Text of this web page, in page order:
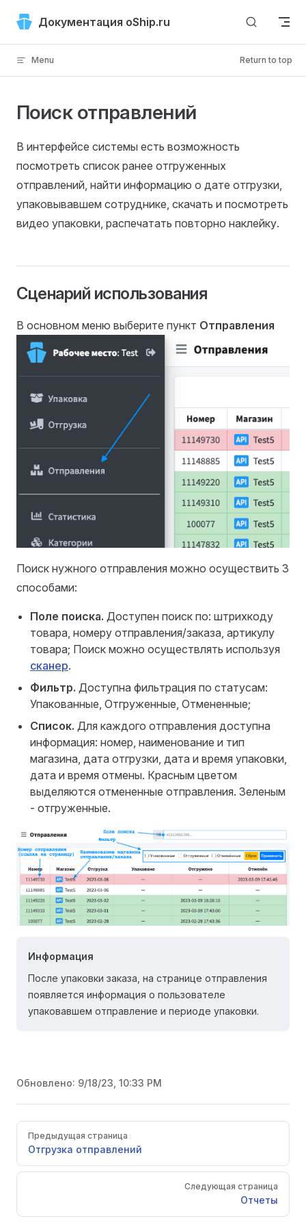
Skip to content
Документация oShip.ru
Menu Return to top
Поиск отправлений
В интерфейсе системы есть возможность
посмотреть список ранее отгруженных
отправлений, найти информацию о дате отгрузки,
упаковывавшем сотруднике, скачать и посмотреть
видео упаковки, распечатать повторно наклейку.
Сценарий использования
В основном меню выберите пункт Отправления
Поиск нужного отправления можно осуществить 3
способами:
Поле поиска. Доступен поиск по: штрихкоду
товара, номеру отправления/заказа, артикулу
товара; Поиск можно осуществлять используя
сканер.
Фильтр. Доступна фильтрация по статусам:
Упакованные, Отгруженные, Отмененные;
Список. Для каждого отправления доступна
информация: номер, наименование и тип
магазина, дата отгрузки, дата и время упаковки,
дата и время отмены. Красным цветом
выделяются отмененные отправления. Зеленым
- отгруженные.
Информация
После упаковки заказа, на странице отправления
появляется информация о пользователе
упаковавшем отправление и периоде упаковки.
Обновлено: 9/18/23, 10:33 PM
PagerПредыдущая страница
Отгрузка отправлений
Следующая страница
Отчеты